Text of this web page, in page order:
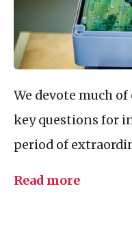
We devote much
key questions for
period of
Read more